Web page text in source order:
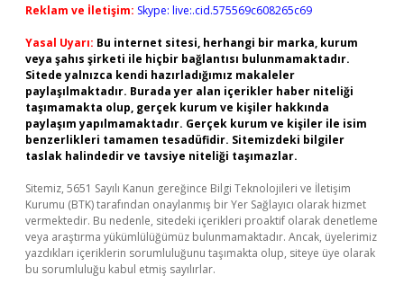
Reklam ve İletişim: Skype: live:.cid.575569c608265c69
Yasal Uyarı: Bu internet sitesi, herhangi bir marka, kurum
veya şahıs şirketi ile hiçbir bağlantısı bulunmamaktadır.
Sitede yalnızca kendi hazırladığımız makaleler
paylaşılmaktadır. Burada yer alan içerikler haber niteliği
taşımamakta olup, gerçek kurum ve kişiler hakkında
paylaşım yapılmamaktadır. Gerçek kurum ve kişiler ile isim
benzerlikleri tamamen tesadüfidir. Sitemizdeki bilgiler
taslak halindedir ve tavsiye niteliği taşımazlar.
Sitemiz, 5651 Sayılı Kanun gereğince Bilgi Teknolojileri ve İletişim
Kurumu (BTK) tarafından onaylanmış bir Yer Sağlayıcı olarak hizmet
vermektedir. Bu nedenle, sitedeki içerikleri proaktif olarak denetleme
veya araştırma yükümlülüğümüz bulunmamaktadır. Ancak, üyelerimiz
yazdıkları içeriklerin sorumluluğunu taşımakta olup, siteye üye olarak
bu sorumluluğu kabul etmiş sayılırlar.